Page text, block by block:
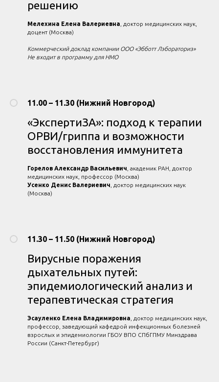
решению
Мелехина Елена Валериевна , доктор медицинских наук,
доцент (Москва)
Коммерческий доклад компании ООО «Эбботт Лэбораториз»
Не входит в программу для НМО
11.00 – 11.30 (Нижний Новгород)
«ЭкспертиЗА»: подход к терапии
ОРВИ/гриппа и возможности
восстановления иммунитета
Горелов Александр Васильевич , академик РАН, доктор
медицинских наук, профессор (Москва)
Усенко Денис Валериевич , доктор медицинских наук
(Москва)
11.30 – 11.50 (Нижний Новгород)
Вирусные поражения
дыхательных путей:
эпидемиологический анализ и
терапевтическая стратегия
Эсауленко Елена Владимировна , доктор медицинских наук,
профессор, заведующий кафедрой инфекционных болезней
взрослых и эпидемиологии ГБОУ ВПО СПбГПМУ Минздрава
России (Санкт-Петербург)